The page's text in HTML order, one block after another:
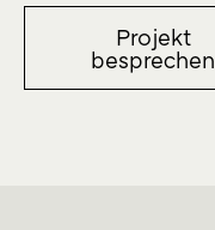
Projekt
besprechen